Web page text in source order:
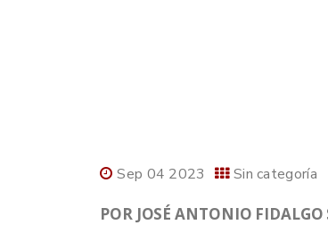
Sep 04 2023 Sin categoría
POR JOSÉ ANTONIO